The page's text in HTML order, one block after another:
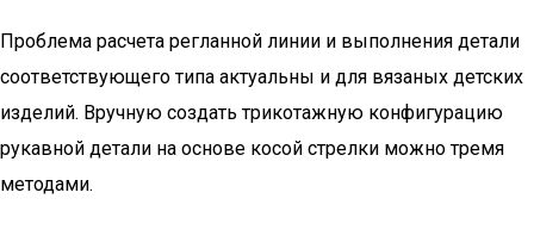
Проблема расчета регланной линии и выполнения детали
соответствующего типа актуальны и для вязаных детских
изделий. Вручную создать трикотажную конфигурацию
рукавной детали на основе косой стрелки можно тремя
методами.